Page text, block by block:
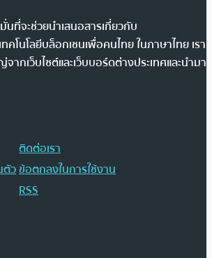
ที่จะช่วยนำเสนอสารเกี่ยวกับ
คโนโลยีบล็อกเชนเพื่อคนไทย ในภาษาไทย เรา
กเว็บไซต์และเว็บบอร์ดต่างประเทศและนำมา
ติดต่อเรา
ตัวข้อตกลงในการใช้งาน
RSS